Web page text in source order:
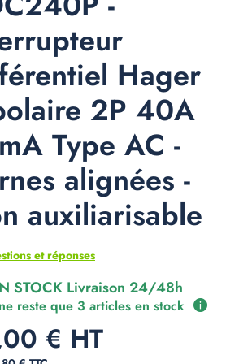
Hager
2P 40A
Type AC -
alignées -
auxiliarisable
et réponses
STOCK Livraison 24/48h
reste que 3 articles en stock
€ HT